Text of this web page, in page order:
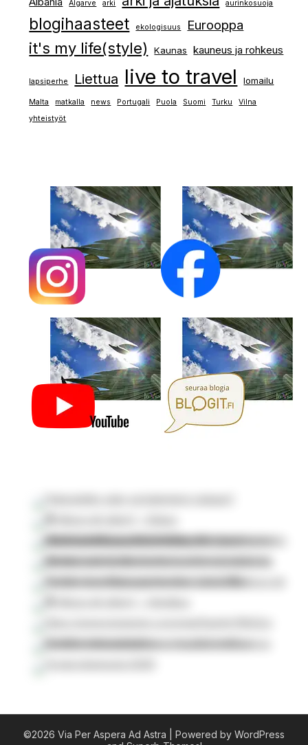
Algarve arki aurinkosuoja
blogihaasteet ekologisuus Eurooppa
it's my life(style) Kaunas kauneus ja rohkeus
lapsiperhe Liettua live to travel lomailu
Malta matkalla news Portugali Puola Suomi Turku
Vilna
yhteistyöt
©2026 Via Per Aspera Ad Astra
| Powered by WordPress